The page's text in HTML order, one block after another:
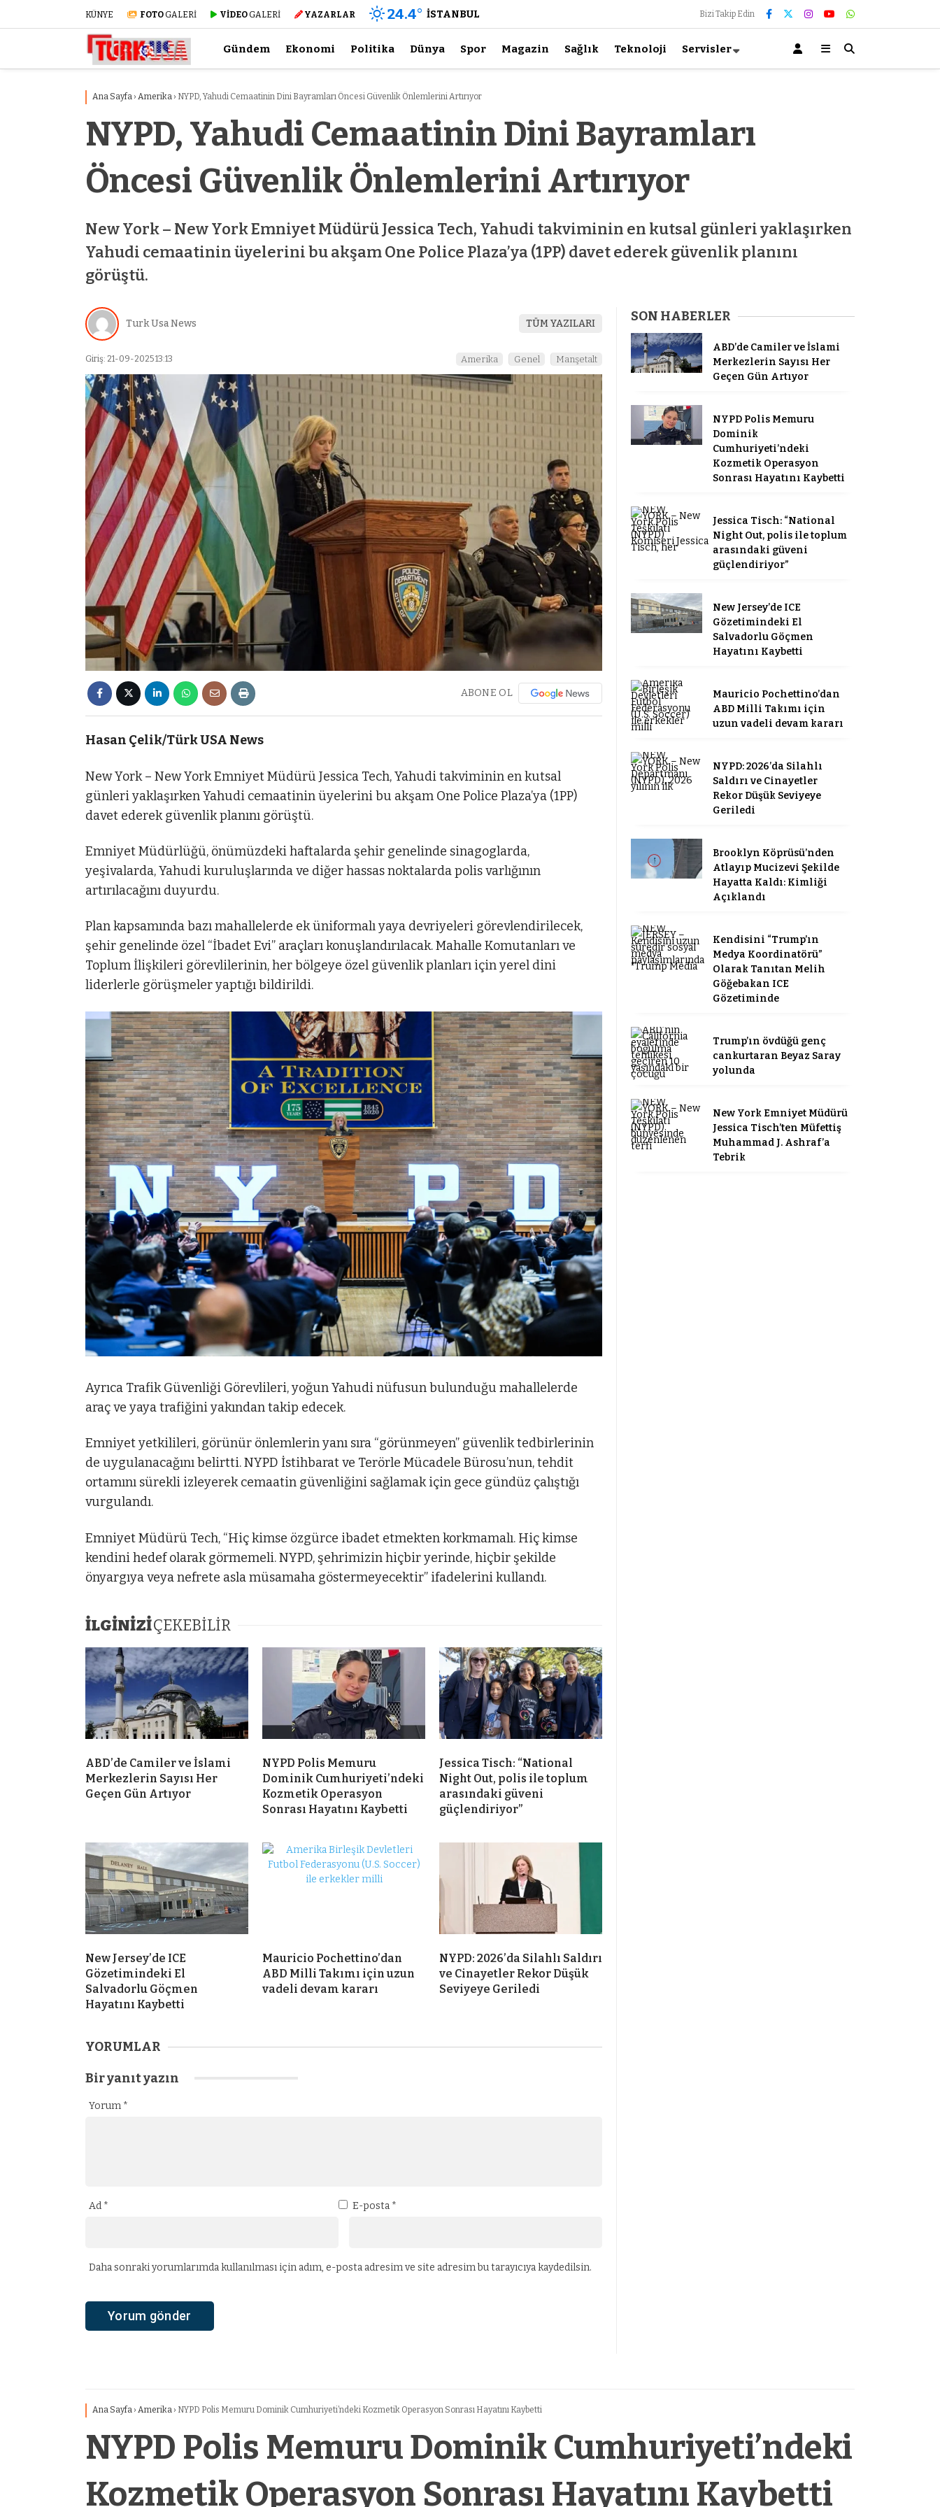
KÜNYE FOTO GALERİ VİDEO GALERİ YAZARLAR 24.4° İSTANBUL Bizi Takip Edin
Gündem Ekonomi Politika Dünya Spor Magazin Sağlık Teknoloji Servisler
Ana Sayfa › Amerika › NYPD, Yahudi Cemaatinin Dini Bayramları Öncesi Güvenlik Önlemlerini Artırıyor
NYPD, Yahudi Cemaatinin Dini Bayramları
Öncesi Güvenlik Önlemlerini Artırıyor
New York – New York Emniyet Müdürü Jessica Tech, Yahudi takviminin en kutsal günleri yaklaşırken
Yahudi cemaatinin üyelerini bu akşam One Police Plaza’ya (1PP) davet ederek güvenlik planını
görüştü.
Turk Usa News TÜM YAZILARI
Giriş: 21-09-2025 13:13 Amerika Genel Manşetalt
ABONE OL
Hasan Çelik/Türk USA News
New York – New York Emniyet Müdürü Jessica Tech, Yahudi takviminin en kutsal
günleri yaklaşırken Yahudi cemaatinin üyelerini bu akşam One Police Plaza’ya (1PP)
davet ederek güvenlik planını görüştü.
Emniyet Müdürlüğü, önümüzdeki haftalarda şehir genelinde sinagoglarda,
yeşivalarda, Yahudi kuruluşlarında ve diğer hassas noktalarda polis varlığının
artırılacağını duyurdu.
Plan kapsamında bazı mahallelerde ek üniformalı yaya devriyeleri görevlendirilecek,
şehir genelinde özel “İbadet Evi” araçları konuşlandırılacak. Mahalle Komutanları ve
Toplum İlişkileri görevlilerinin, her bölgeye özel güvenlik planları için yerel dini
liderlerle görüşmeler yaptığı bildirildi.
Ayrıca Trafik Güvenliği Görevlileri, yoğun Yahudi nüfusun bulunduğu mahallelerde
araç ve yaya trafiğini yakından takip edecek.
Emniyet yetkilileri, görünür önlemlerin yanı sıra “görünmeyen” güvenlik tedbirlerinin
de uygulanacağını belirtti. NYPD İstihbarat ve Terörle Mücadele Bürosu’nun, tehdit
ortamını sürekli izleyerek cemaatin güvenliğini sağlamak için gece gündüz çalıştığı
vurgulandı.
Emniyet Müdürü Tech, “Hiç kimse özgürce ibadet etmekten korkmamalı. Hiç kimse
kendini hedef olarak görmemeli. NYPD, şehrimizin hiçbir yerinde, hiçbir şekilde
önyargıya veya nefrete asla müsamaha göstermeyecektir” ifadelerini kullandı.
İLGİNİZİÇEKEBİLİR
ABD’de Camiler ve İslami
Merkezlerin Sayısı Her
Geçen Gün Artıyor
NYPD Polis Memuru
Dominik Cumhuriyeti’ndeki
Kozmetik Operasyon
Sonrası Hayatını Kaybetti
Jessica Tisch: “National
Night Out, polis ile toplum
arasındaki güveni
güçlendiriyor”
New Jersey’de ICE
Gözetimindeki El
Salvadorlu Göçmen
Hayatını Kaybetti
Mauricio Pochettino’dan
ABD Milli Takımı için uzun
vadeli devam kararı
NYPD: 2026’da Silahlı Saldırı
ve Cinayetler Rekor Düşük
Seviyeye Geriledi
YORUMLAR
Bir yanıt yazın
Yorum *
Ad * E-posta *
Daha sonraki yorumlarımda kullanılması için adım, e-posta adresim ve site adresim bu tarayıcıya kaydedilsin.
SON HABERLER
ABD’de Camiler ve İslami
Merkezlerin Sayısı Her
Geçen Gün Artıyor
NYPD Polis Memuru
Dominik
Cumhuriyeti’ndeki
Kozmetik Operasyon
Sonrası Hayatını Kaybetti
Jessica Tisch: “National
Night Out, polis ile toplum
arasındaki güveni
güçlendiriyor”
New Jersey’de ICE
Gözetimindeki El
Salvadorlu Göçmen
Hayatını Kaybetti
Mauricio Pochettino’dan
ABD Milli Takımı için
uzun vadeli devam kararı
NYPD: 2026’da Silahlı
Saldırı ve Cinayetler
Rekor Düşük Seviyeye
Geriledi
Brooklyn Köprüsü’nden
Atlayıp Mucizevi Şekilde
Hayatta Kaldı: Kimliği
Açıklandı
Kendisini “Trump’ın
Medya Koordinatörü”
Olarak Tanıtan Melih
Göğebakan ICE
Gözetiminde
Trump’ın övdüğü genç
cankurtaran Beyaz Saray
yolunda
New York Emniyet Müdürü
Jessica Tisch’ten Müfettiş
Muhammad J. Ashraf’a
Tebrik
Ana Sayfa › Amerika › NYPD Polis Memuru Dominik Cumhuriyeti’ndeki Kozmetik Operasyon Sonrası Hayatını Kaybetti
NYPD Polis Memuru Dominik Cumhuriyeti’ndeki
Kozmetik Operasyon Sonrası Hayatını Kaybetti